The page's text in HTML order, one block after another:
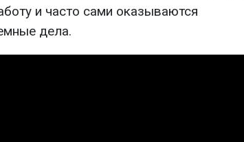
и часто сами оказываются
дела.